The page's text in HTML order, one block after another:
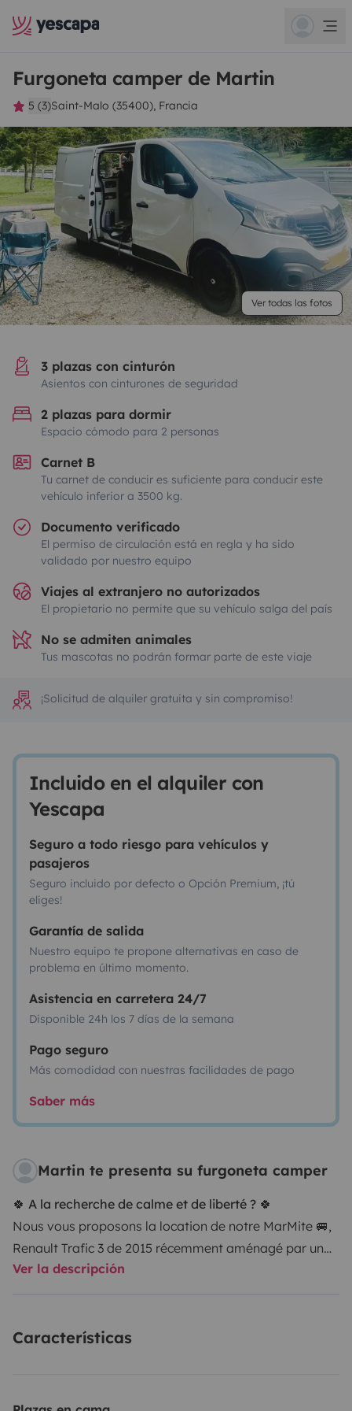
Furgoneta camper de Martin
5 (3)Saint-Malo (35400), Francia
Ver todas las fotos
3 plazas con cinturón
Asientos con cinturones de seguridad
2 plazas para dormir
Espacio cómodo para 2 personas
Carnet B
Tu carnet de conducir es suficiente para conducir este
vehículo inferior a 3500 kg.
Documento verificado
El permiso de circulación está en regla y ha sido
validado por nuestro equipo
Viajes al extranjero no autorizados
El propietario no permite que su vehículo salga del país
No se admiten animales
Tus mascotas no podrán formar parte de este viaje
¡Solicitud de alquiler gratuita y sin compromiso!
Incluido en el alquiler con
Yescapa
Seguro a todo riesgo para vehículos y
pasajeros
Seguro incluido por defecto o Opción Premium, ¡tú
eliges!
Garantía de salida
Nuestro equipo te propone alternativas en caso de
problema en último momento.
Asistencia en carretera 24/7
Disponible 24h los 7 días de la semana
Pago seguro
Más comodidad con nuestras facilidades de pago
Saber más
Martin te presenta su furgoneta camper
🍀 A la recherche de calme et de liberté ? 🍀
Nous vous proposons la location de notre MarMite 🚐,
Renault Trafic 3 de 2015 récemment aménagé par un
professionnel et décoré par nos soins. D’une faible
Son format permet l’accès à tous les parkings, sans
électrique alimenté par batterie auxiliaire. Il dispose de
Ver la descripción
Características